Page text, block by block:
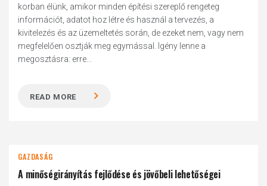
korban élünk, amikor minden építési szereplő rengeteg
információt, adatot hoz létre és használ a tervezés, a
kivitelezés és az üzemeltetés során, de ezeket nem, vagy nem
megfelelően osztják meg egymással. Igény lenne a
megosztásra: erre...
READ MORE
GAZDASÁG
A minőségirányítás fejlődése és jövőbeli lehetőségei